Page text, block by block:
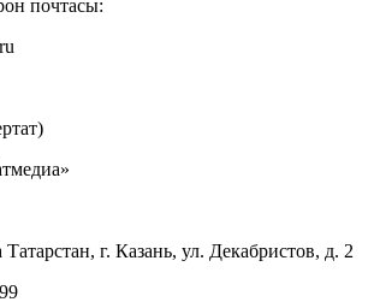
почтасы:
г. Казань, ул. Декабристов, д. 2